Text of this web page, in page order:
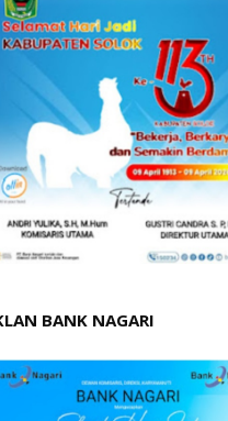
BANK NAGARI